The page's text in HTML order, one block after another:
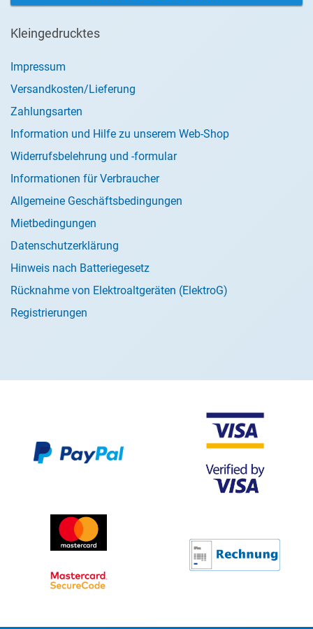
Kleingedrucktes
Impressum
Versandkosten/Lieferung
Zahlungsarten
Information und Hilfe zu unserem Web-Shop
Widerrufsbelehrung und -formular
Informationen für Verbraucher
Allgemeine Geschäftsbedingungen
Mietbedingungen
Datenschutzerklärung
Hinweis nach Batteriegesetz
Rücknahme von Elektroaltgeräten (ElektroG)
Registrierungen